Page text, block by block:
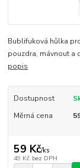
Bublifuková hůlka
pouzdra, mávnout a
popis
Dostupnost
Měrná cena
59 Kč/ks
49 Kč bez DPH